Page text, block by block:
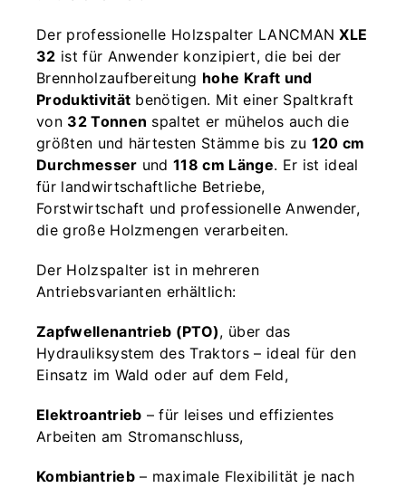
Der professionelle Holzspalter LANCMANXLE
32 ist für Anwender konzipiert, die bei der
Brennholzaufbereitung hohe Kraft und
Produktivität benötigen. Mit einer Spaltkraft
von 32 Tonnen spaltet er mühelos auch die
größten und härtesten Stämme bis zu 120 cm
Durchmesser und118 cm Länge. Er ist ideal
für landwirtschaftliche Betriebe,
Forstwirtschaft und professionelle Anwender,
die große Holzmengen verarbeiten.
Der Holzspalter ist in mehreren
Antriebsvarianten erhältlich:
Zapfwellenantrieb (PTO), über das
Hydrauliksystem des Traktors – ideal für den
Einsatz im Wald oder auf dem Feld,
Elektroantrieb – für leises und effizientes
Arbeiten am Stromanschluss,
Kombiantrieb– maximale Flexibilität je nach